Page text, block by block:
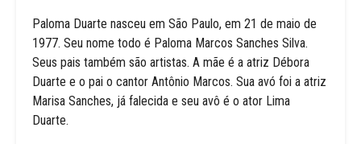
Paloma Duarte nasceu em São Paulo, em 21 de maio de
1977. Seu nome todo é Paloma Marcos Sanches Silva.
Seus pais também são artistas. A mãe é a atriz Débora
Duarte e o pai o cantor Antônio Marcos. Sua avó foi a atriz
Marisa Sanches, já falecida e seu avô é o ator Lima
Duarte.